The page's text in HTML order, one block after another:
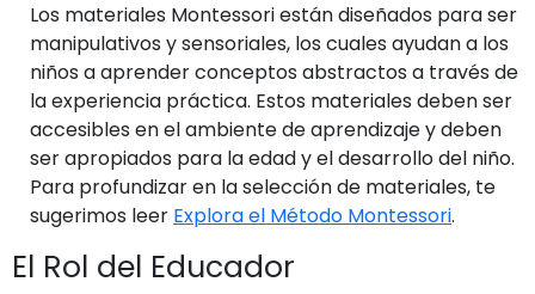
Los materiales Montessori están diseñados para ser
manipulativos y sensoriales, los cuales ayudan a los
niños a aprender conceptos abstractos a través de
la experiencia práctica. Estos materiales deben ser
accesibles en el ambiente de aprendizaje y deben
ser apropiados para la edad y el desarrollo del niño.
Para profundizar en la selección de materiales, te
sugerimos leer Explora el Método Montessori.
El Rol del Educador